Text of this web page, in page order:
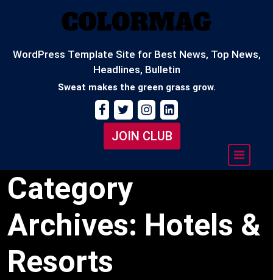
WordPress Template Site for Best News, Top News,
Headlines, Bulletin
Sweat makes the green grass grow.
JOIN CLUB
Category
Archives: Hotels &
Resorts